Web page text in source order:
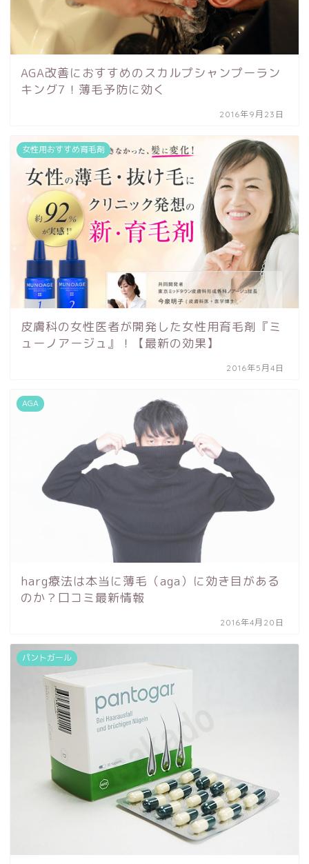
AGA改善におすすめのスカルプシャンプーラン
キング7！薄毛予防に効く
2016年9月23日
女性用おすすめ育毛剤
皮膚科の女性医者が開発した女性用育毛剤『ミ
ューノアージュ』！【最新の効果】
2016年5月4日
AGA
harg療法は本当に薄毛（aga）に効き目がある
のか？口コミ最新情報
2016年4月20日
パントガール